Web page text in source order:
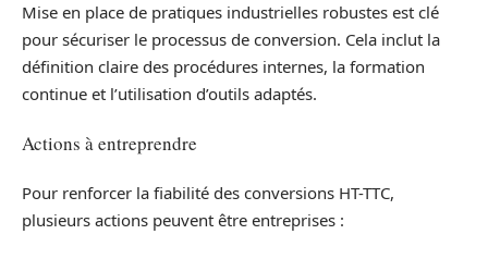
Mise en place de pratiques industrielles robustes est clé
pour sécuriser le processus de conversion. Cela inclut la
définition claire des procédures internes, la formation
continue et l’utilisation d’outils adaptés.
Actions à entreprendre
Pour renforcer la fiabilité des conversions HT-TTC,
plusieurs actions peuvent être entreprises :